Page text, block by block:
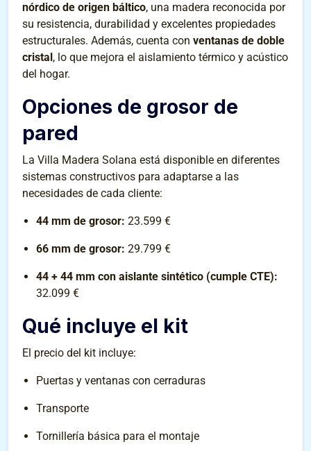
nórdico de origen báltico, una madera reconocida por
su resistencia, durabilidad y excelentes propiedades
estructurales. Además, cuenta con ventanas de doble
cristal , lo que mejora el aislamiento térmico y acústico
del hogar.
Opciones de grosor de
pared
La Villa Madera Solana está disponible en diferentes
sistemas constructivos para adaptarse a las
necesidades de cada cliente:
44 mm de grosor: 23.599 €
66 mm de grosor: 29.799 €
44 + 44 mm con aislante sintético (cumple CTE):
32.099 €
Qué incluye el kit
El precio del kit incluye:
Puertas y ventanas con cerraduras
Transporte
Tornillería básica para el montaje